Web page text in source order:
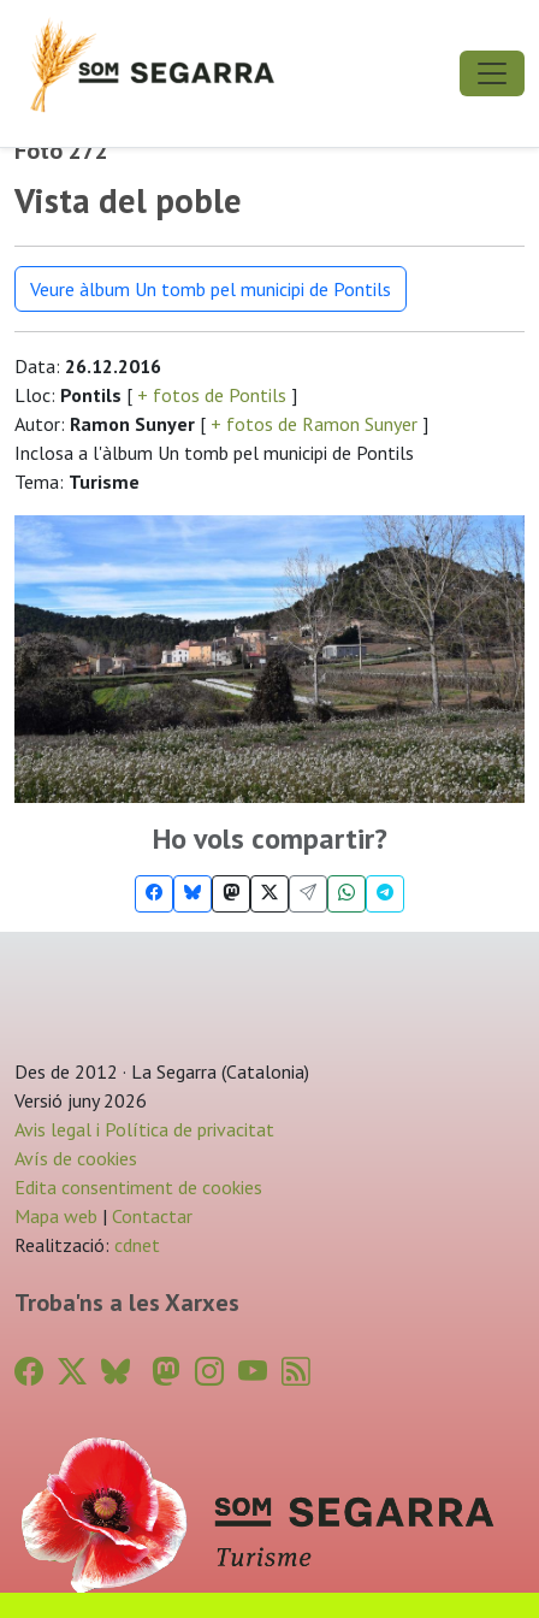
Foto 272
Vista del poble
Veure àlbum Un tomb pel municipi de Pontils
Data: 26.12.2016
Lloc: Pontils [ + fotos de Pontils ]
Autor: Ramon Sunyer [ + fotos de Ramon Sunyer ]
Inclosa a l'àlbum Un tomb pel municipi de Pontils
Tema: Turisme
Ho vols compartir?
Des de 2012 · La Segarra (Catalonia)
Versió juny 2026
Avis legal i Política de privacitat
Avís de cookies
Edita consentiment de cookies
Mapa web | Contactar
Realització: cdnet
Troba'ns a les Xarxes